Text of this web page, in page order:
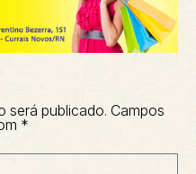
será publicado. Campos
*